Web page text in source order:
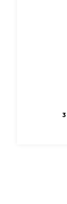
3